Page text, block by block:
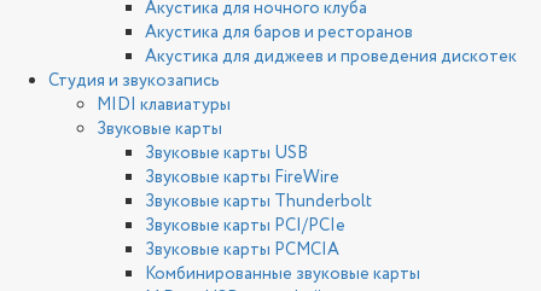
Акустика для ночного клуба
Акустика для баров и ресторанов
Акустика для диджеев и проведения дискотек
Студия и звукозапись
MIDI клавиатуры
Звуковые карты
Звуковые карты USB
Звуковые карты FireWire
Звуковые карты Thunderbolt
Звуковые карты PCI/PCIe
Звуковые карты PCMCIA
Комбинированные звуковые карты